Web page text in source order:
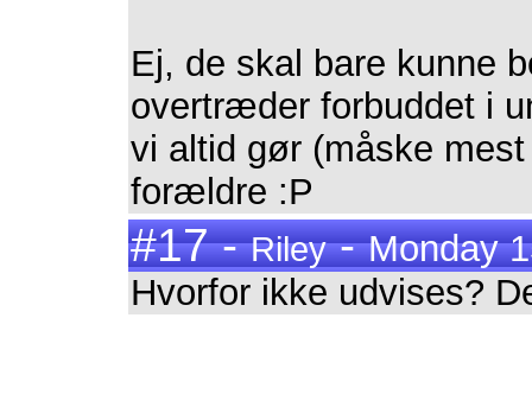
Ej, de skal bare kunne
overtræder forbuddet i
vi altid gør (måske
forældre :P
#17 -Riley-Monday
Hvorfor ikke udvises?